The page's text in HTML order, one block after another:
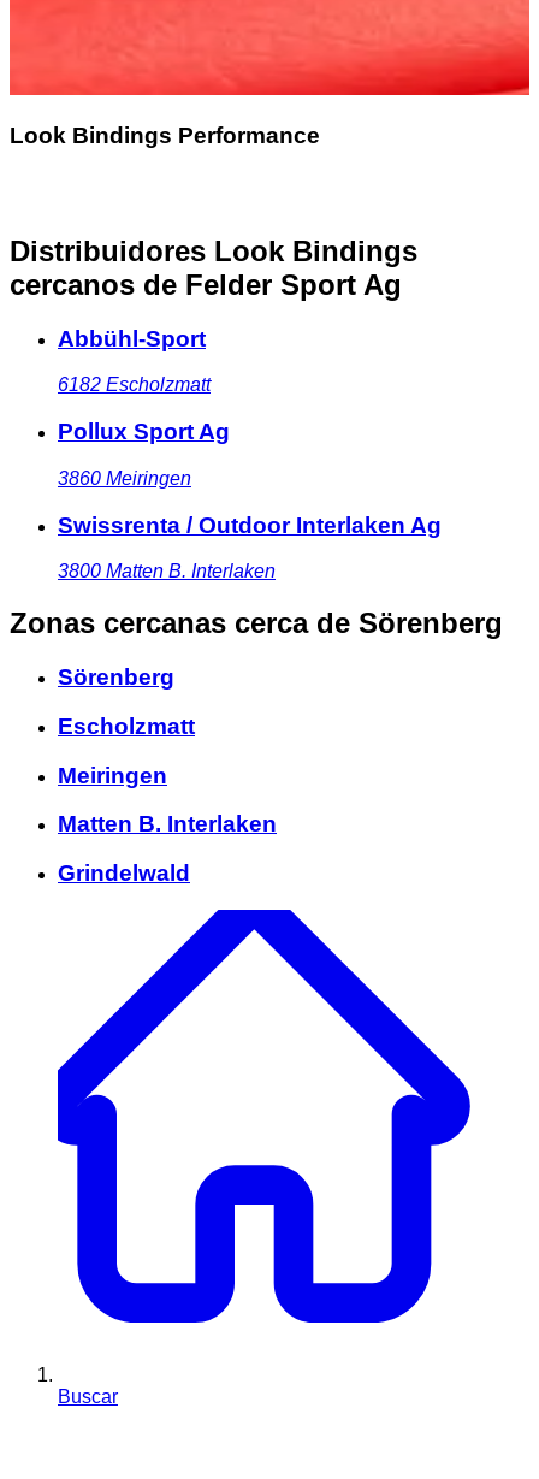
Look Bindings Performance
Distribuidores Look Bindings
cercanos de Felder Sport Ag
Abbühl-Sport
6182 Escholzmatt
Pollux Sport Ag
3860 Meiringen
Swissrenta / Outdoor Interlaken Ag
3800 Matten B. Interlaken
Zonas cercanas cerca de Sörenberg
Sörenberg
Escholzmatt
Meiringen
Matten B. Interlaken
Grindelwald
Buscar